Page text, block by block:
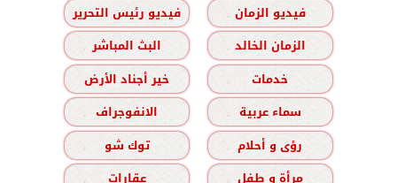
فيديو الزمان
فيديو رئيس التحرير
الزمان الخالد
البث المباشر
خدمات
خير أجناد الأرض
سماء عربية
الانفوجراف
رؤى و أحلام
توك شو
مرأة و طفل
عقارات